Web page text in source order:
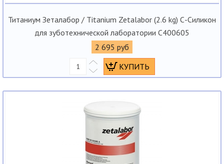
Титаниум Зеталабор / Titanium Zetalabor (2.6 kg) С-Силикон
для зуботехнической лаборатории C400605
2 695 руб